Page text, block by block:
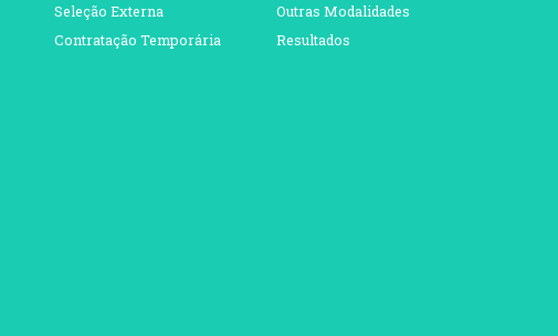
Seleção Externa
Contratação Temporária
Outras Modalidades
Resultados